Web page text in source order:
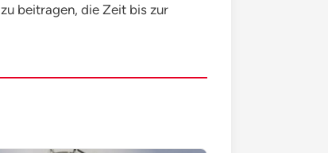
beitragen, die Zeit bis zur